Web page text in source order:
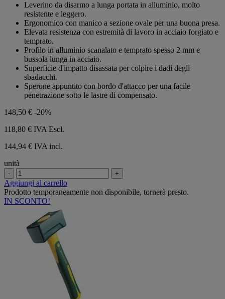
Leverino da disarmo a lunga portata in alluminio, molto
resistente e leggero.
Ergonomico con manico a sezione ovale per una buona presa.
Elevata resistenza con estremità di lavoro in acciaio forgiato e
temprato.
Profilo in alluminio scanalato e temprato spesso 2 mm e
bussola lunga in acciaio.
Superficie d'impatto disassata per colpire i dadi degli
sbadacchi.
Sperone appuntito con bordo d'attacco per una facile
penetrazione sotto le lastre di compensato.
148,50 € -20%
118,80 € IVA Escl.
144,94 € IVA incl.
unità
- +
Aggiungi al carrello
Prodotto temporaneamente non disponibile, tornerà presto.
IN SCONTO!